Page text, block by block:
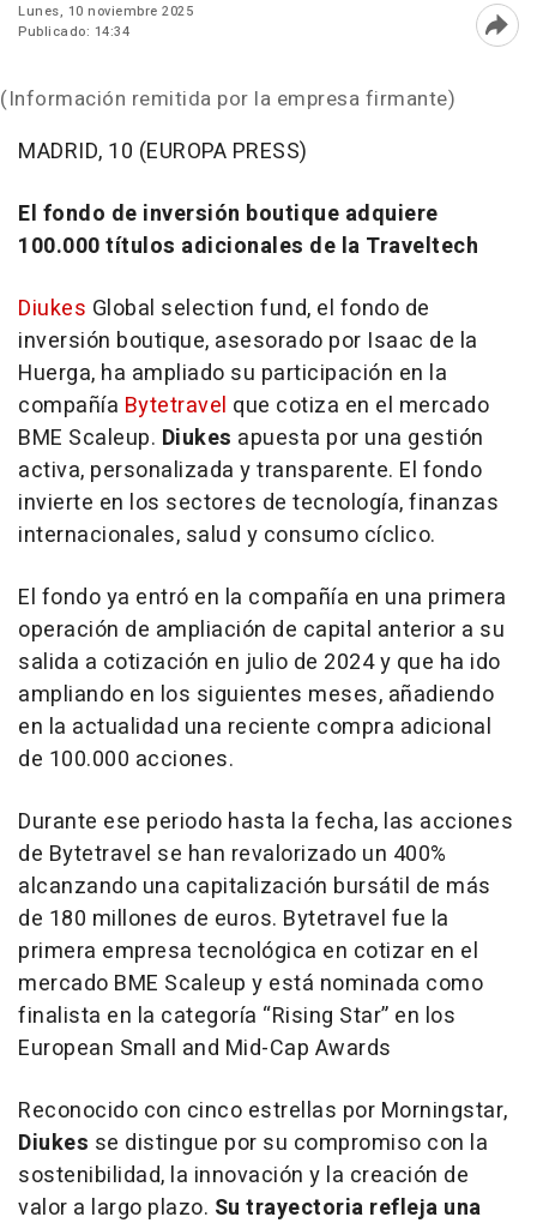
Lunes, 10 noviembre 2025
Publicado: 14:34
(Información remitida por la empresa firmante)
MADRID, 10 (EUROPA PRESS)
El fondo de inversión boutique adquiere
100.000 títulos adicionales de la Traveltech
Diukes Global selection fund, el fondo de
inversión boutique, asesorado por Isaac de la
Huerga, ha ampliado su participación en la
compañía Bytetravel que cotiza en el mercado
BME Scaleup. Diukes apuesta por una gestión
activa, personalizada y transparente. El fondo
invierte en los sectores de tecnología, finanzas
internacionales, salud y consumo cíclico.
El fondo ya entró en la compañía en una primera
operación de ampliación de capital anterior a su
salida a cotización en julio de 2024 y que ha ido
ampliando en los siguientes meses, añadiendo
en la actualidad una reciente compra adicional
de 100.000 acciones.
Durante ese periodo hasta la fecha, las acciones
de Bytetravel se han revalorizado un 400%
alcanzando una capitalización bursátil de más
de 180 millones de euros. Bytetravel fue la
primera empresa tecnológica en cotizar en el
mercado BME Scaleup y está nominada como
finalista en la categoría “Rising Star” en los
European Small and Mid-Cap Awards
Reconocido con cinco estrellas por Morningstar,
Diukes se distingue por su compromiso con la
sostenibilidad, la innovación y la creación de
valor a largo plazo. Su trayectoria refleja una